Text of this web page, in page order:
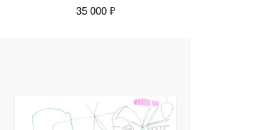
35 000 ₽